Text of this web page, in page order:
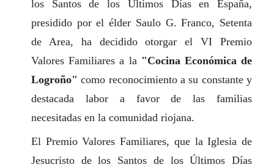
los Santos de los Últimos Días en España,
presidido por el élder Saulo G. Franco, Setenta
de Area, ha decidido otorgar el VI Premio
Valores Familiares a la "Cocina Económica de
Logroño"como reconocimiento a su constante y
destacada labor a favor de las familias
necesitadas en la comunidad riojana.
El Premio Valores Familiares, que la Iglesia de
Jesucristo de los Santos de los Últimos Días